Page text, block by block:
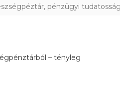
, pénzügyi tudatosság
– tényleg